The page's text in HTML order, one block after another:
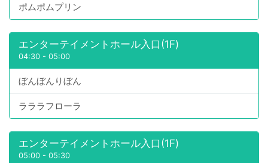
ポムポムプリン
エンターテイメントホール入口(1F)
04:30 - 05:00
ぼんぼんりぼん
ラララフローラ
エンターテイメントホール入口(1F)
05:00 - 05:30